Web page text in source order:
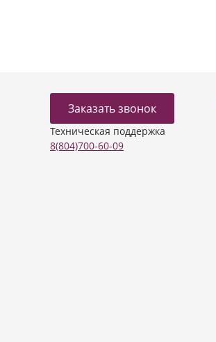
Заказать звонок
Техническая поддержка
8(804)700-60-09